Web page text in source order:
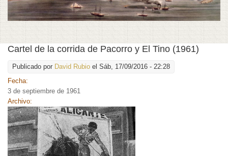
Cartel de la corrida de Pacorro y El Tino (1961)
Publicado por David Rubio el Sáb, 17/09/2016 - 22:28
Fecha:
3 de septiembre de 1961
Archivo: